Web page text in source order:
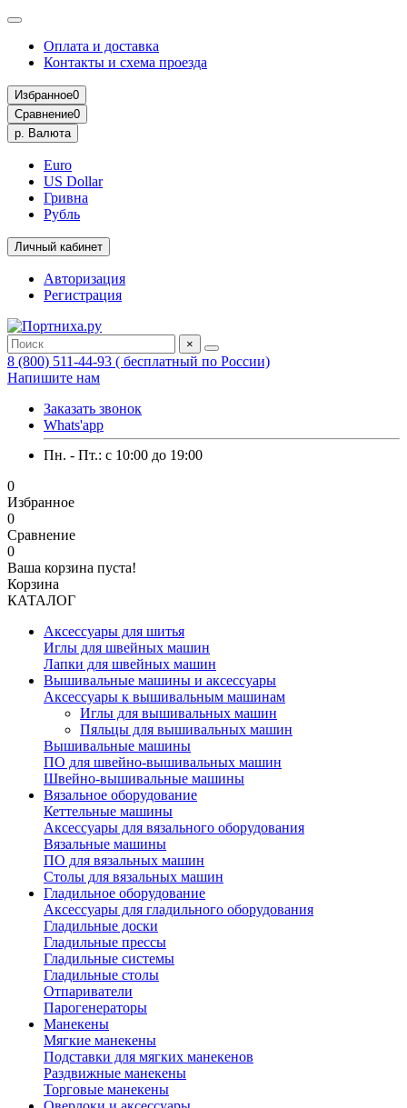
Оплата и доставка
Контакты и схема проезда
Избранное0
Сравнение0
р. Валюта
Euro
US Dollar
Гривна
Рубль
Личный кабинет
Авторизация
Регистрация
×
8 (800) 511-44-93 ( бесплатный по России)
Напишите нам
Заказать звонок
Whats'app
Пн. - Пт.: c 10:00 до 19:00
0
Избранное
0
Сравнение
0
Ваша корзина пуста!
Корзина
КАТАЛОГ
Аксессуары для шитья
Иглы для швейных машин
Лапки для швейных машин
Вышивальные машины и аксессуары
Аксессуары к вышивальным машинам
Иглы для вышивальных машин
Пяльцы для вышивальных машин
Вышивальные машины
ПО для швейно-вышивальных машин
Швейно-вышивальные машины
Вязальное оборудование
Кеттельные машины
Аксессуары для вязального оборудования
Вязальные машины
ПО для вязальных машин
Столы для вязальных машин
Гладильное оборудование
Аксессуары для гладильного оборудования
Гладильные доски
Гладильные прессы
Гладильные системы
Гладильные столы
Отпариватели
Парогенераторы
Манекены
Мягкие манекены
Подставки для мягких манекенов
Раздвижные манекены
Торговые манекены